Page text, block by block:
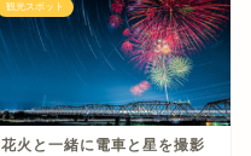
観光スポット
花火と一緒に電車と星を撮影